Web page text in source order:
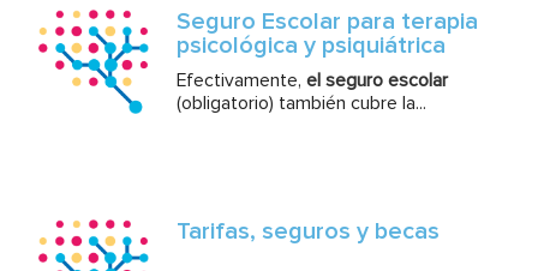
Seguro Escolar para terapia
psicológica y psiquiátrica
Efectivamente,el seguro escolar
(obligatorio) también cubre la...
Tarifas, seguros y becas